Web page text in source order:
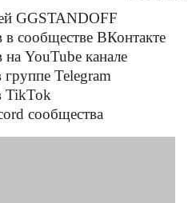
GGSTANDOFF
сообществе ВКонтакте
YouTube канале
Telegram
TikTok
сообщества